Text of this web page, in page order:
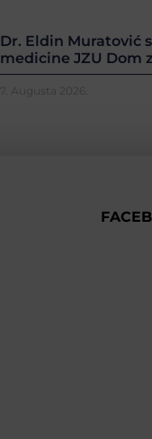
Dr. Eldin Muratović
medicine JZU Dom
7. Augusta 2026.